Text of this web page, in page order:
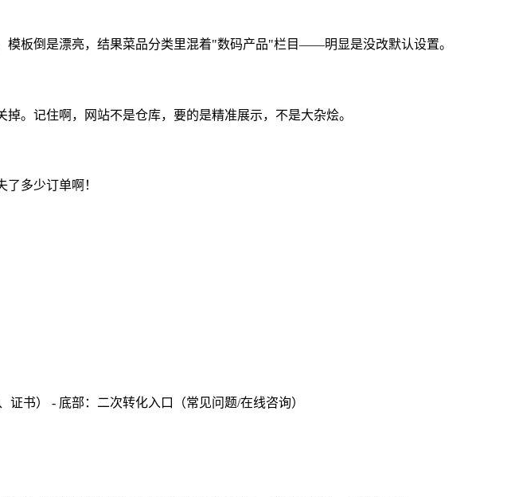
板倒是漂亮，结果菜品分类里混着"数码产品"栏目——明显是没改默认设置。
。记住啊，网站不是仓库，要的是精准展示，不是大杂烩。
多少订单啊！
书） - 底部：二次转化入口（常见问题/在线咨询）